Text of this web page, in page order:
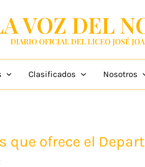
Clasificados Nosotros
que ofrece el